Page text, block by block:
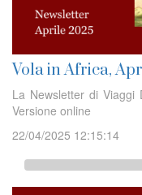
Vola in Africa,
La Newsletter di Viaggi
Versione online
22/04/2025 12:15:14